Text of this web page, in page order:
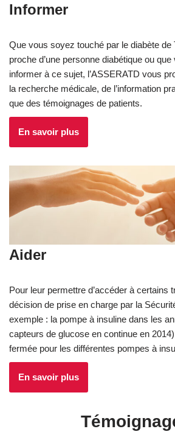
Informer
Que vous soyez touché par le diabète de
proche d’une personne diabétique ou
informer à ce sujet, l’ASSERATD vous
la recherche médicale, de l’information
que des témoignages de patients.
En savoir plus
Aider
Pour leur permettre d’accéder à certains
décision de prise en charge par la
exemple : la pompe à insuline dans les
capteurs de glucose en continue en
fermée pour les différentes pompes à
En savoir plus